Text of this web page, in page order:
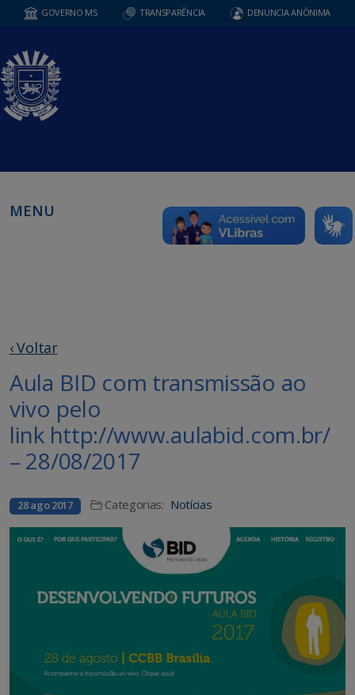
GOVERNO MS TRANSPARÊNCIA DENUNCIA ANÔNIMA
MENU
‹ Voltar
Aula BID com transmissão ao
vivo pelo
link http://www.aulabid.com.br/
– 28/08/2017
28 ago 2017 Categorias: Notícias